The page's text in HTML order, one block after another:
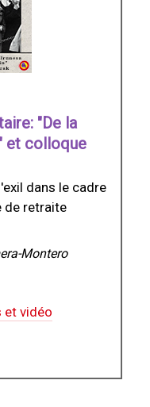
"De la
et colloque
dans le cadre
de retraite
Montero
et vidéo